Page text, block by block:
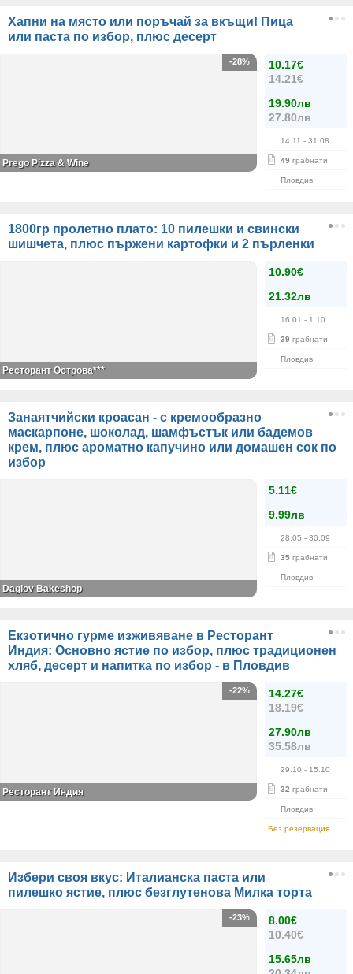
Хапни на място или поръчай за вкъщи! Пица
или паста по избор, плюс десерт
10.17€
14.21€
19.90лв
27.80лв
14.11 - 31.08
49 грабнати
Пловдив
-28%
Prego Pizza & Wine
1800гр пролетно плато: 10 пилешки и свински
шишчета, плюс пържени картофки и 2 пърленки
10.90€
21.32лв
16.01 - 1.10
39 грабнати
Пловдив
Ресторант Острова***
Занаятчийски кроасан - с кремообразно
маскарпоне, шоколад, шамфъстък или бадемов
крем, плюс ароматно капучино или домашен сок по
избор
5.11€
9.99лв
28.05 - 30.09
35 грабнати
Пловдив
Daglov Bakeshop
Екзотично гурме изживяване в Ресторант
Индия: Основно ястие по избор, плюс традиционен
хляб, десерт и напитка по избор - в Пловдив
14.27€
18.19€
27.90лв
35.58лв
29.10 - 15.10
32 грабнати
Пловдив
Без резервация
-22%
Ресторант Индия
Избери своя вкус: Италианска паста или
пилешко ястие, плюс безглутенова Милка торта
8.00€
10.40€
15.65лв
-23%